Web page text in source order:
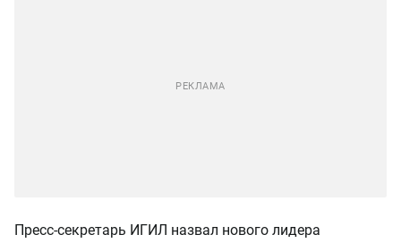
Пресс-секретарь ИГИЛ назвал нового лидера